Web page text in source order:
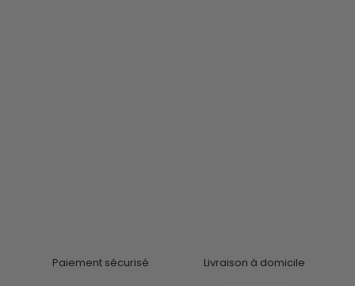
Paiement sécurisé Livraison à domicile